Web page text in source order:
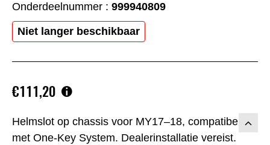
Helmslot op chassis voor MY17–18, compatibel
met One-Key System. Dealerinstallatie vereist.
€111,20
Onderdeelnummer : 999940809
Niet langer beschikbaar